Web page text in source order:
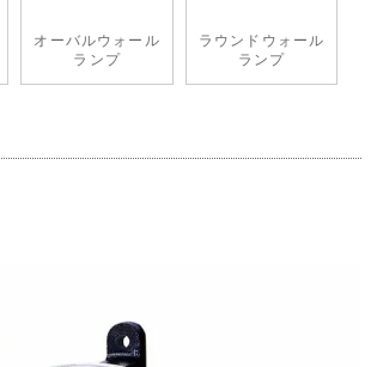
オーバルウォール
ランプ
ラウンドウォール
ランプ